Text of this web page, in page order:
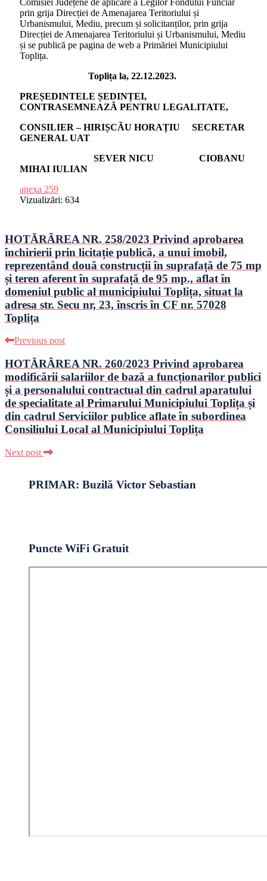
Comisiei Județene de aplicare a Legilor Fondului Funciar
prin grija Direcției de Amenajarea Teritoriului și
Urbanismului, Mediu, precum și solicitanților, prin grija
Direcției de Amenajarea Teritoriului și Urbanismului, Mediu
și se publică pe pagina de web a Primăriei Municipiului
Toplița.
Toplița la, 22.12.2023.
PREȘEDINTELE ȘEDINȚEI,
CONTRASEMNEAZĂ PENTRU LEGALITATE,
CONSILIER –HIRIȘCĂU HORAȚIU SECRETAR
GENERAL UAT
SEVER NICU CIOBANU
MIHAI IULIAN
anexa 259
Vizualizări: 634
HOTĂRÂREA NR. 258/2023 Privind aprobarea
închirierii prin licitație publică, a unui imobil,
reprezentând două construcții în suprafață de 75 mp
și teren aferent în suprafață de 95 mp., aflat în
domeniul public al municipiului Toplița, situat la
adresa str. Secu nr, 23, înscris în CF nr. 57028
Toplița
Previous post
HOTĂRÂREA NR. 260/2023 Privind aprobarea
modificării salariilor de bază a funcționarilor publici
și a personalului contractual din cadrul aparatului
de specialitate al Primarului Municipiului Toplița și
din cadrul Serviciilor publice aflate în subordinea
Consiliului Local al Municipiului Toplița
Next post
PRIMAR: Buzilă Victor Sebastian
Puncte WiFi Gratuit